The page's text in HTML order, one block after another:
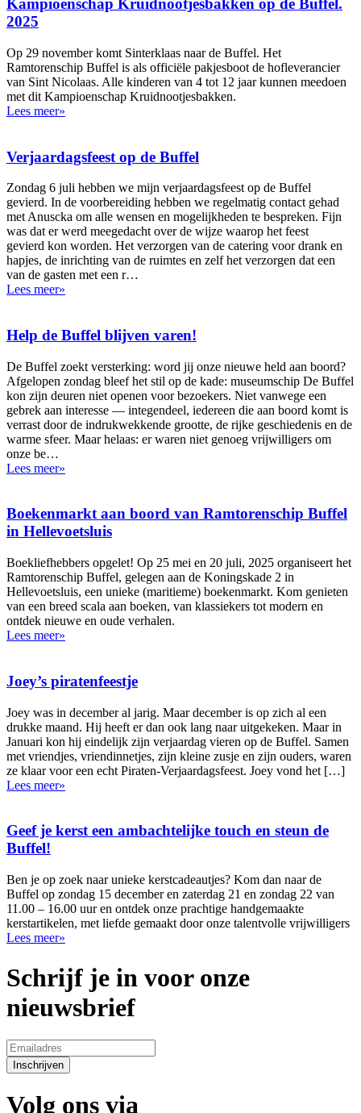
Kampioenschap Kruidnootjesbakken op de Buffel.
2025
Op 29 november komt Sinterklaas naar de Buffel. Het
Ramtorenschip Buffel is als officiële pakjesboot de hofleverancier
van Sint Nicolaas. Alle kinderen van 4 tot 12 jaar kunnen meedoen
met dit Kampioenschap Kruidnootjesbakken.
Lees meer»
Verjaardagsfeest op de Buffel
Zondag 6 juli hebben we mijn verjaardagsfeest op de Buffel
gevierd. In de voorbereiding hebben we regelmatig contact gehad
met Anuscka om alle wensen en mogelijkheden te bespreken. Fijn
was dat er werd meegedacht over de wijze waarop het feest
gevierd kon worden. Het verzorgen van de catering voor drank en
hapjes, de inrichting van de ruimtes en zelf het verzorgen dat een
van de gasten met een r…
Lees meer»
Help de Buffel blijven varen!
De Buffel zoekt versterking: word jij onze nieuwe held aan boord?
Afgelopen zondag bleef het stil op de kade: museumschip De Buffel
kon zijn deuren niet openen voor bezoekers. Niet vanwege een
gebrek aan interesse — integendeel, iedereen die aan boord komt is
verrast door de indrukwekkende grootte, de rijke geschiedenis en de
warme sfeer. Maar helaas: er waren niet genoeg vrijwilligers om
onze be…
Lees meer»
Boekenmarkt aan boord van Ramtorenschip Buffel
in Hellevoetsluis
Boekliefhebbers opgelet! Op 25 mei en 20 juli, 2025 organiseert het
Ramtorenschip Buffel, gelegen aan de Koningskade 2 in
Hellevoetsluis, een unieke (maritieme) boekenmarkt. Kom genieten
van een breed scala aan boeken, van klassiekers tot modern en
ontdek nieuwe en oude verhalen.
Lees meer»
Joey’s piratenfeestje
Joey was in december al jarig. Maar december is op zich al een
drukke maand. Hij heeft er dan ook lang naar uitgekeken. Maar in
Januari kon hij eindelijk zijn verjaardag vieren op de Buffel. Samen
met vriendjes, vriendinnetjes, zijn kleine zusje en zijn ouders, waren
ze klaar voor een echt Piraten-Verjaardagsfeest. Joey vond het […]
Lees meer»
Geef je kerst een ambachtelijke touch en steun de
Buffel!
Ben je op zoek naar unieke kerstcadeautjes? Kom dan naar de
Buffel op zondag 15 december en zaterdag 21 en zondag 22 van
11.00 – 16.00 uur en ontdek onze prachtige handgemaakte
kerstartikelen, met liefde gemaakt door onze talentvolle vrijwilligers
Lees meer»
Schrijf je in voor onze
nieuwsbrief
Inschrijven
Volg ons via